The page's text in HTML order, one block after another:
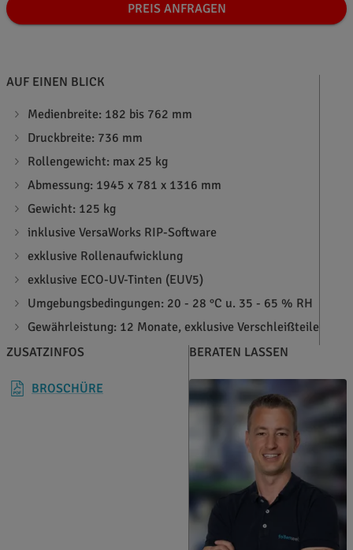
PREIS ANFRAGEN
AUF EINEN BLICK
Medienbreite: 182 bis 762 mm
Druckbreite: 736 mm
Rollengewicht: max 25 kg
Abmessung: 1945 x 781 x 1316 mm
Gewicht: 125 kg
inklusive VersaWorks RIP-Software
exklusive Rollenaufwicklung
exklusive ECO-UV-Tinten (EUV5)
Umgebungsbedingungen: 20 - 28 °C u. 35 - 65 % RH
Gewährleistung: 12 Monate, exklusive Verschleißteile
ZUSATZINFOS
BROSCHÜRE
BERATEN LASSEN